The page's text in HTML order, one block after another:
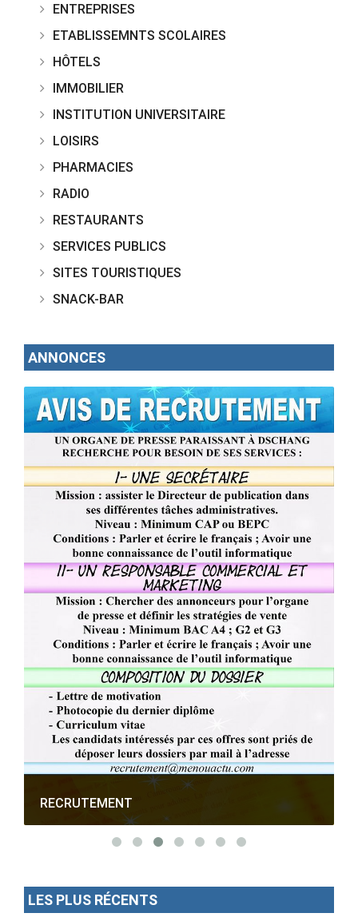
ENTREPRISES
ETABLISSEMNTS SCOLAIRES
HÔTELS
IMMOBILIER
INSTITUTION UNIVERSITAIRE
LOISIRS
PHARMACIES
RADIO
RESTAURANTS
SERVICES PUBLICS
SITES TOURISTIQUES
SNACK-BAR
ANNONCES
RECRUTEMENT
LES PLUS RÉCENTS